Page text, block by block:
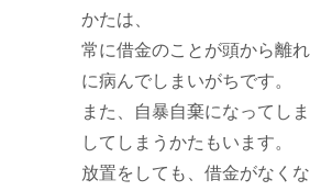
かたは、
常に借金のことが頭から離
に病んでしまいがちです。
また、自暴自棄になってし
してしまうかたもいます。
放置をしても、借金がなく